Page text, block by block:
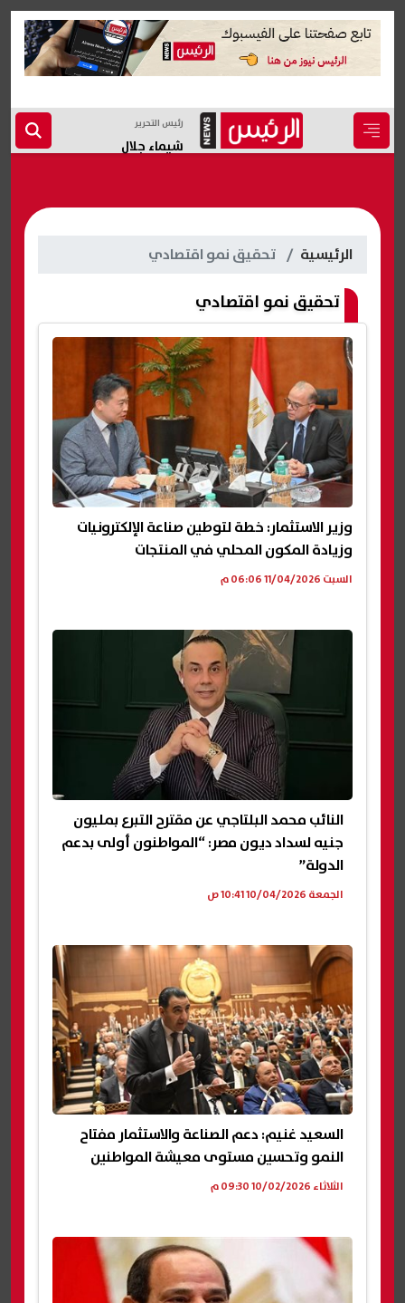
رئيس التحرير
شيماء جلال
الرئيسية تحقيق نمو اقتصادي
تحقيق نمو اقتصادي
وزير الاستثمار: خطة لتوطين صناعة الإلكترونيات
وزيادة المكون المحلي في المنتجات
السبت 11/04/2026 06:06 م
النائب محمد البلتاجي عن مقترح التبرع بمليون
جنيه لسداد ديون مصر: “المواطنون أولى بدعم
الدولة”
الجمعة 10/04/2026 10:41 ص
السعيد غنيم: دعم الصناعة والاستثمار مفتاح
النمو وتحسين مستوى معيشة المواطنين
الثلاثاء 10/02/2026 09:30 م